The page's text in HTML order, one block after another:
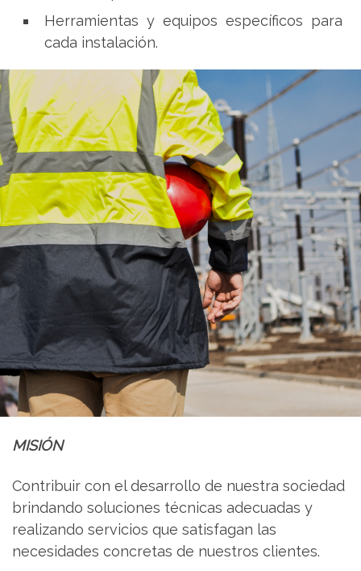
Herramientas y equipos específicos para
cada instalación.
MISIÓN
Contribuir con el desarrollo de nuestra sociedad
brindando soluciones técnicas adecuadas y
realizando servicios que satisfagan las
necesidades concretas de nuestros clientes.